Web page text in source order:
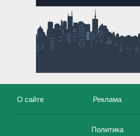
О сайте Реклама
Политика